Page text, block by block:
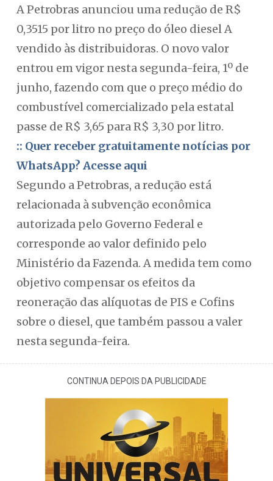
A Petrobras anunciou uma redução de R$
0,3515 por litro no preço do óleo diesel A
vendido às distribuidoras. O novo valor
entrou em vigor nesta segunda-feira, 1º de
junho, fazendo com que o preço médio do
combustível comercializado pela estatal
passe de R$ 3,65 para R$ 3,30 por litro.
:: Quer receber gratuitamente notícias por
WhatsApp? Acesse aqui
Segundo a Petrobras, a redução está
relacionada à subvenção econômica
autorizada pelo Governo Federal e
corresponde ao valor definido pelo
Ministério da Fazenda. A medida tem como
objetivo compensar os efeitos da
reoneração das alíquotas de PIS e Cofins
sobre o diesel, que também passou a valer
nesta segunda-feira.
CONTINUA DEPOIS DA PUBLICIDADE